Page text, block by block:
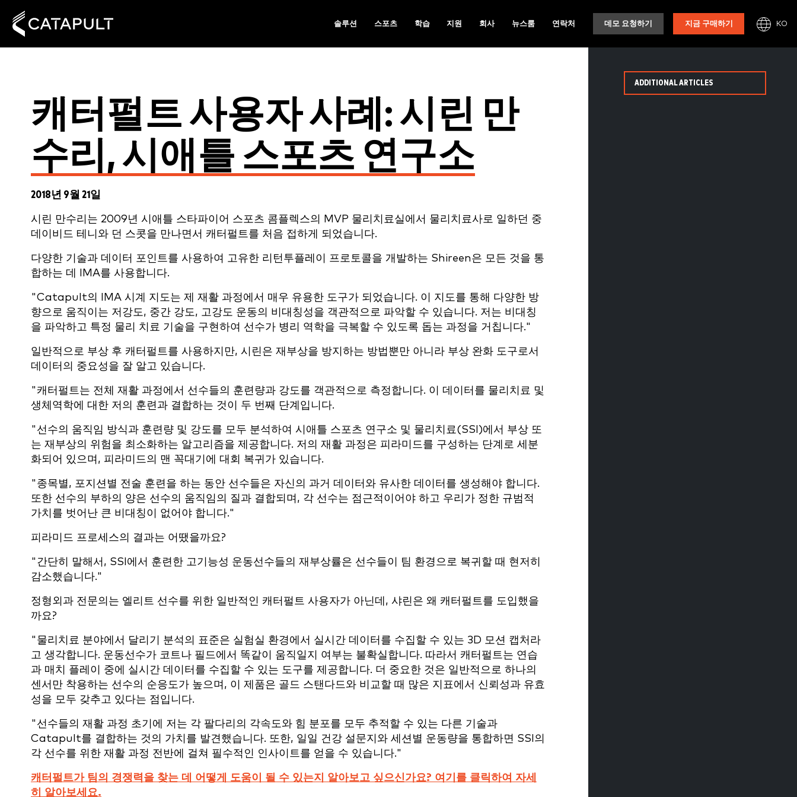
솔루션 스포츠 학습 지원 회사 뉴스룸 연락처 데모 요청하기 지금 구매하기 KO
캐터펄트 사용자 사례: 시린 만
수리, 시애틀 스포츠 연구소
2018년 9월 21일
시린 만수리는 2009년 시애틀 스타파이어 스포츠 콤플렉스의 MVP 물리치료실에서 물리치료사로 일하던 중
데이비드 테니와 던 스콧을 만나면서 캐터펄트를 처음 접하게 되었습니다.
다양한 기술과 데이터 포인트를 사용하여 고유한 리턴투플레이 프로토콜을 개발하는 Shireen은 모든 것을 통
합하는 데 IMA를 사용합니다.
"Catapult의 IMA 시계 지도는 제 재활 과정에서 매우 유용한 도구가 되었습니다. 이 지도를 통해 다양한 방
향으로 움직이는 저강도, 중간 강도, 고강도 운동의 비대칭성을 객관적으로 파악할 수 있습니다. 저는 비대칭
을 파악하고 특정 물리 치료 기술을 구현하여 선수가 병리 역학을 극복할 수 있도록 돕는 과정을 거칩니다."
일반적으로 부상 후 캐터펄트를 사용하지만, 시린은 재부상을 방지하는 방법뿐만 아니라 부상 완화 도구로서
데이터의 중요성을 잘 알고 있습니다.
"캐터펄트는 전체 재활 과정에서 선수들의 훈련량과 강도를 객관적으로 측정합니다. 이 데이터를 물리치료 및
생체역학에 대한 저의 훈련과 결합하는 것이 두 번째 단계입니다.
"선수의 움직임 방식과 훈련량 및 강도를 모두 분석하여 시애틀 스포츠 연구소 및 물리치료(SSI)에서 부상 또
는 재부상의 위험을 최소화하는 알고리즘을 제공합니다. 저의 재활 과정은 피라미드를 구성하는 단계로 세분
화되어 있으며, 피라미드의 맨 꼭대기에 대회 복귀가 있습니다.
"종목별, 포지션별 전술 훈련을 하는 동안 선수들은 자신의 과거 데이터와 유사한 데이터를 생성해야 합니다.
또한 선수의 부하의 양은 선수의 움직임의 질과 결합되며, 각 선수는 점근적이어야 하고 우리가 정한 규범적
가치를 벗어난 큰 비대칭이 없어야 합니다."
피라미드 프로세스의 결과는 어땠을까요?
"간단히 말해서, SSI에서 훈련한 고기능성 운동선수들의 재부상률은 선수들이 팀 환경으로 복귀할 때 현저히
감소했습니다."
정형외과 전문의는 엘리트 선수를 위한 일반적인 캐터펄트 사용자가 아닌데, 샤린은 왜 캐터펄트를 도입했을
까요?
"물리치료 분야에서 달리기 분석의 표준은 실험실 환경에서 실시간 데이터를 수집할 수 있는 3D 모션 캡처라
고 생각합니다. 운동선수가 코트나 필드에서 똑같이 움직일지 여부는 불확실합니다. 따라서 캐터펄트는 연습
과 매치 플레이 중에 실시간 데이터를 수집할 수 있는 도구를 제공합니다. 더 중요한 것은 일반적으로 하나의
센서만 착용하는 선수의 순응도가 높으며, 이 제품은 골드 스탠다드와 비교할 때 많은 지표에서 신뢰성과 유효
성을 모두 갖추고 있다는 점입니다.
"선수들의 재활 과정 초기에 저는 각 팔다리의 각속도와 힘 분포를 모두 추적할 수 있는 다른 기술과
Catapult를 결합하는 것의 가치를 발견했습니다. 또한, 일일 건강 설문지와 세션별 운동량을 통합하면 SSI의
각 선수를 위한 재활 과정 전반에 걸쳐 필수적인 인사이트를 얻을 수 있습니다."
캐터펄트가 팀의 경쟁력을 찾는 데 어떻게 도움이 될 수 있는지 알아보고 싶으신가요? 여기를 클릭하여 자세
히 알아보세요.
ADDITIONAL ARTICLES